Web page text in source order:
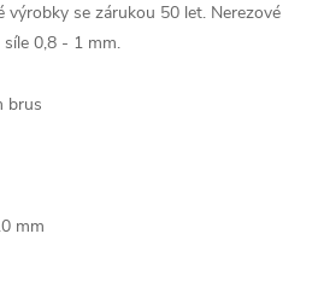
výrobky se zárukou 50 let. Nerezové
0,8 - 1 mm.
brus
mm